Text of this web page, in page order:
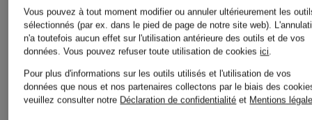
Costumes
pour
Sneakers
pour
Femmes
Vous pouvez à tout moment modifier ou annuler ultérieurement les
sélectionnés (par ex. dans le pied de page de notre site web).
n'a toutefois aucun effet sur l'utilisation antérieure des outils et de vos
données.Vous pouvez refuser toute utilisation de cookiesici.
Pour plus d'informations sur les outils utilisés et l'utilisation de vos
données que nous et nos partenaires collectons par le biais des
veuillez consulter notre Déclaration de confidentialité et Mentions